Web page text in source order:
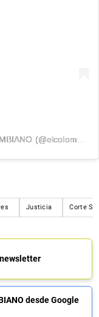
Justicia Corte
desde Google